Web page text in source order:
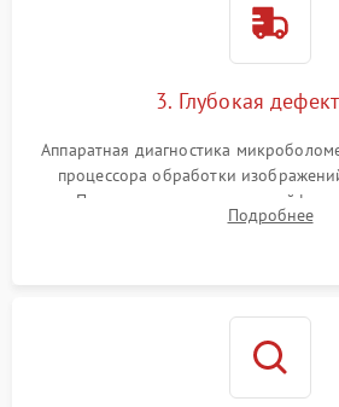
3. Глубокая
Аппаратная диагностика
процессора обработки
Проверка целостности шлейфов,
интерфейсов связи. Выявление
Подробнее